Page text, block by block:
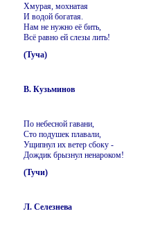
Хмурая, мохнатая
И водой богатая.
Нам не нужно её бить,
Всё равно ей слезы лить!
(Туча)
В. Кузьминов
По небесной гавани,
Сто подушек плавали,
Ущипнул их ветер сбоку -
Дождик брызнул ненароком!
(Тучи)
Л. Селезнева